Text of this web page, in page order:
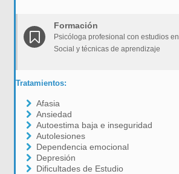
Formación
Psicóloga profesional con estudios
Social y técnicas de aprendizaje
Tratamientos:
Afasia
Ansiedad
Autoestima baja e inseguridad
Autolesiones
Dependencia emocional
Depresión
Dificultades de Estudio